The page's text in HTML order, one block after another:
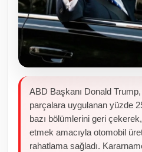
Resmi Reklamlar
ABD Başkanı Donald
parçalara uygulanan yüzde
bazı bölümlerini geri
etmek amacıyla otomobil
rahatlama sağladı.